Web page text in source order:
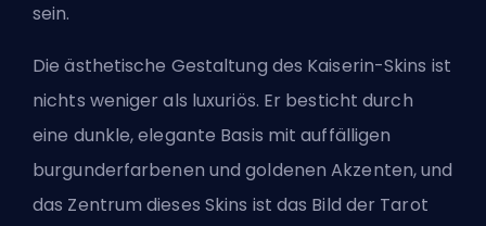
sein.
Die ästhetische Gestaltung des Kaiserin-Skins ist
nichts weniger als luxuriös. Er besticht durch
eine dunkle, elegante Basis mit auffälligen
burgunderfarbenen und goldenen Akzenten, und
das Zentrum dieses Skins ist das Bild der Tarot